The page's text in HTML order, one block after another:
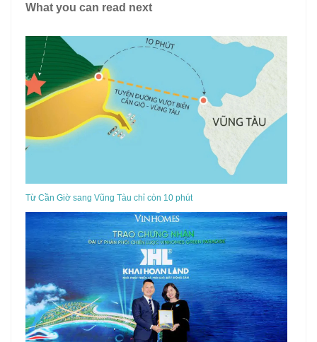
What you can read next
Từ Cần Giờ sang Vũng Tàu chỉ còn 10 phút